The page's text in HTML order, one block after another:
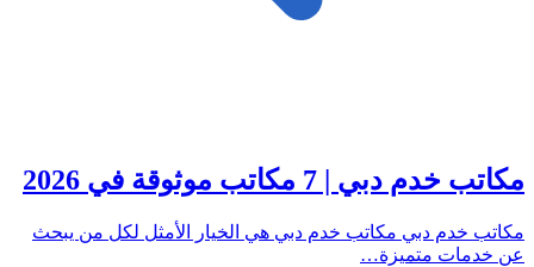
مكاتب خدم دبي | 7 مكاتب موثوقة في 2026
مكاتب خدم دبي مكاتب خدم دبي هي الخيار الأمثل لكل من يبحث
عن خدمات متميزة…